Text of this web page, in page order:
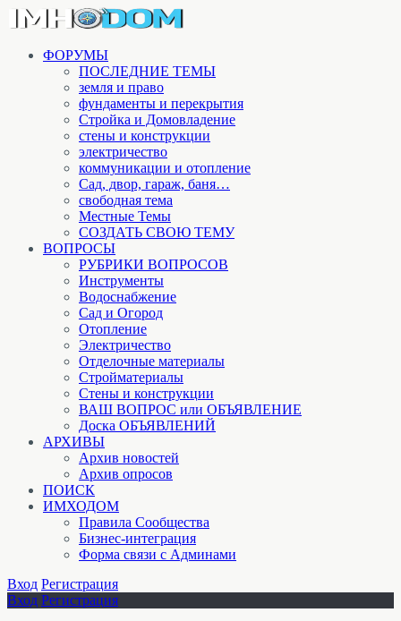
ФОРУМЫ
ПОСЛЕДНИЕ ТЕМЫ
земля и право
фундаменты и перекрытия
Стройка и Домовладение
стены и конструкции
электричество
коммуникации и отопление
Cад, двор, гараж, баня…
свободная тема
Местные Темы
СОЗДАТЬ СВОЮ ТЕМУ
ВОПРОСЫ
РУБРИКИ ВОПРОСОВ
Инструменты
Водоснабжение
Сад и Огород
Отопление
Электричество
Отделочные материалы
Стройматериалы
Стены и конструкции
ВАШ ВОПРОС или ОБЪЯВЛЕНИЕ
Доска ОБЪЯВЛЕНИЙ
АРХИВЫ
Архив новостей
Архив опросов
ПОИСК
ИМХОДОМ
Правила Сообщества
Бизнес-интеграция
Форма связи с Админами
Вход Регистрация
Вход Регистрация